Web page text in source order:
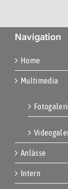
Navigation
Home
Multimedia
Anlässe
Intern